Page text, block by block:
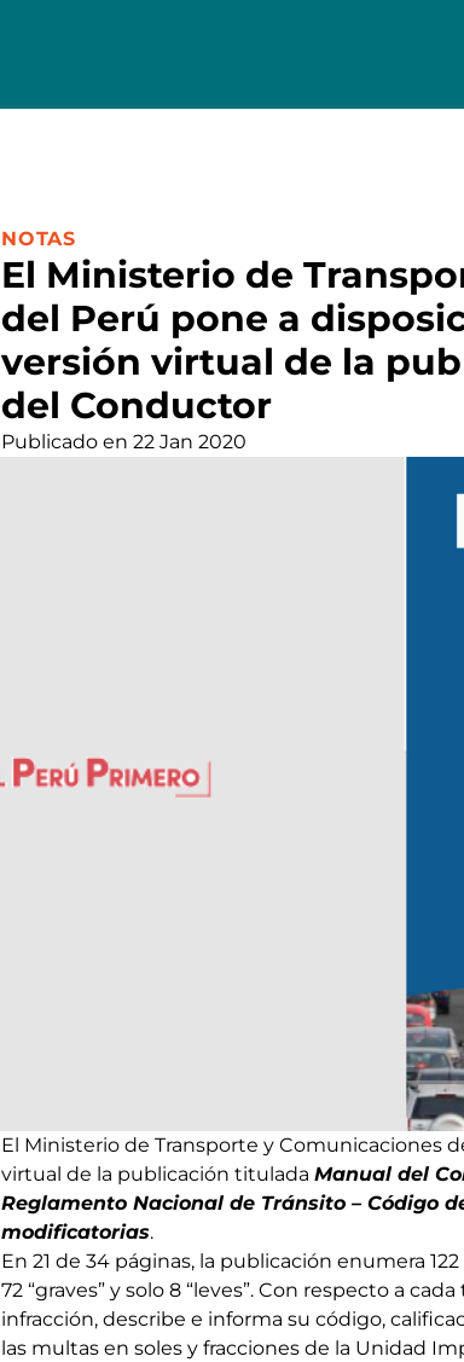
El Ministerio de
del Perú pone a
versión virtual de la
del Conductor
CATEGORÍA:
NOTAS
Publicado en 22 Jan 2020
El Ministerio de Transporte y Comunicaciones
virtual de la publicación titulada Manual del
Reglamento Nacional de Tránsito – Código
modificatorias.
En 21 de 34 páginas, la publicación enumera
72 “graves” y solo 8 “leves”. Con respecto a
infracción, describe e informa su código,
las multas en soles y fracciones de la Unidad